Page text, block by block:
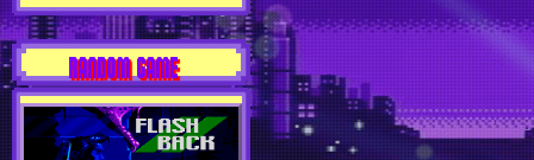
RANDOM GAME